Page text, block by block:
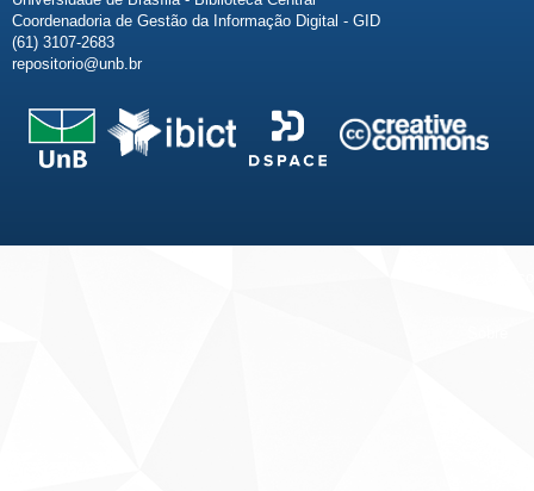
Coordenadoria de Gestão da Informação Digital - GID
(61) 3107-2683
repositorio@unb.br